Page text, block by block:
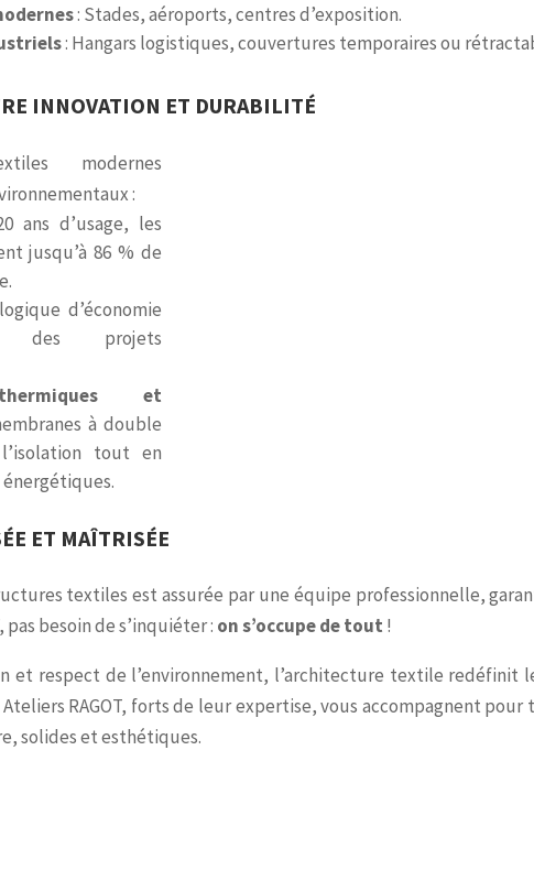
: Stades, aéroports, centres d’exposition.
: Hangars logistiques, couvertures temporaires ou
INNOVATION ET DURABILITÉ
modernes
:
ans d’usage, les
jusqu’à 86 % de
d’économie
des projets
et
à double
tout en
ET MAÎTRISÉE
textiles est assurée par une équipe professionnelle,
pas besoin de s’inquiéter : on s’occupe de tout !
et respect de l’environnement, l’architecture textile redéfinit
RAGOT, forts de leur expertise, vous accompagnent pour
solides et esthétiques.